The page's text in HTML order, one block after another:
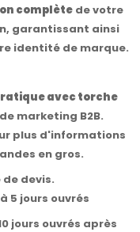
complète de votre
garantissant ainsi
identité de marque.
avec torche
marketing B2B.
plus d'informations
en gros.
devis.
5 jours ouvrés
jours ouvrés après